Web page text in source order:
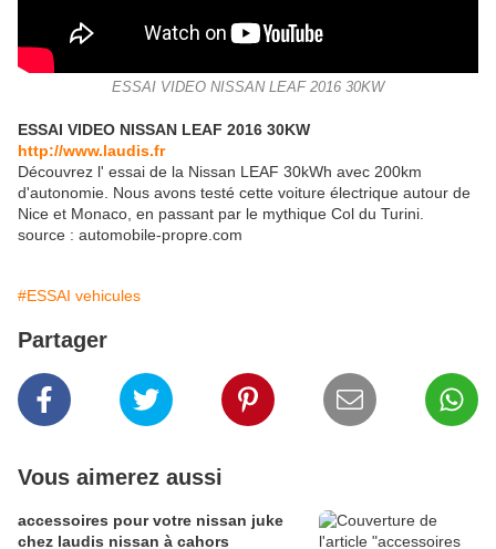
ESSAI VIDEO NISSAN LEAF 2016 30KW
ESSAI VIDEO NISSAN LEAF 2016 30KW
http://www.laudis.fr
Découvrez l' essai de la Nissan LEAF 30kWh avec 200km
d'autonomie. Nous avons testé cette voiture électrique autour de
Nice et Monaco, en passant par le mythique Col du Turini.
source : automobile-propre.com
#ESSAI vehicules
Partager
Vous aimerez aussi
accessoires pour votre nissan juke
chez laudis nissan à cahors